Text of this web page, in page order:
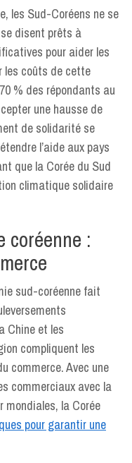
les Sud-Coréens ne se
disent prêts à
pour aider les
les coûts de cette
% des répondants au
une hausse de
de solidarité se
l’aide aux pays
que la Corée du Sud
climatique solidaire
coréenne :
sud-coréenne fait
Chine et les
compliquent les
commerce. Avec une
commerciaux avec la
mondiales, la Corée
pour garantir une